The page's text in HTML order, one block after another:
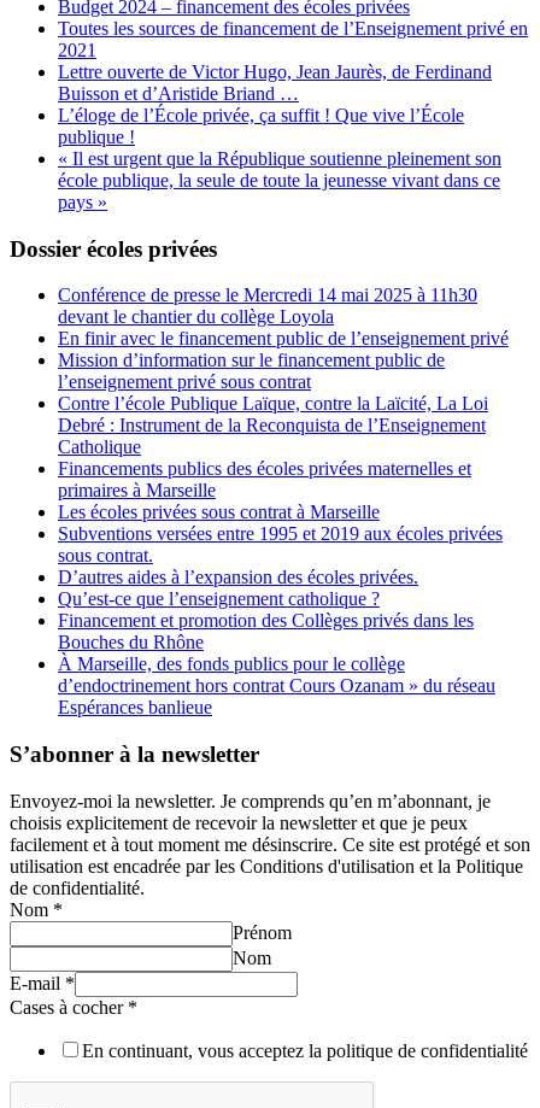
Budget 2024 – financement des écoles privées
Toutes les sources de financement de l’Enseignement privé en
2021
Lettre ouverte de Victor Hugo, Jean Jaurès, de Ferdinand
Buisson et d’Aristide Briand …
L’éloge de l’École privée, ça suffit ! Que vive l’École
publique !
« Il est urgent que la République soutienne pleinement son
école publique, la seule de toute la jeunesse vivant dans ce
pays »
Dossier écoles privées
Conférence de presse le Mercredi 14 mai 2025 à 11h30
devant le chantier du collège Loyola
En finir avec le financement public de l’enseignement privé
Mission d’information sur le financement public de
l’enseignement privé sous contrat
Contre l’école Publique Laïque, contre la Laïcité, La Loi
Debré : Instrument de la Reconquista de l’Enseignement
Catholique
Financements publics des écoles privées maternelles et
primaires à Marseille
Les écoles privées sous contrat à Marseille
Subventions versées entre 1995 et 2019 aux écoles privées
sous contrat.
D’autres aides à l’expansion des écoles privées.
Qu’est-ce que l’enseignement catholique ?
Financement et promotion des Collèges privés dans les
Bouches du Rhône
À Marseille, des fonds publics pour le collège
d’endoctrinement hors contrat Cours Ozanam » du réseau
Espérances banlieue
S’abonner à la newsletter
Envoyez-moi la newsletter. Je comprends qu’en m’abonnant, je
choisis explicitement de recevoir la newsletter et que je peux
facilement et à tout moment me désinscrire. Ce site est protégé et son
utilisation est encadrée par les Conditions d'utilisation et la Politique
de confidentialité.
Nom *
Prénom
Nom
E-mail *
Cases à cocher *
En continuant, vous acceptez la politique de confidentialité